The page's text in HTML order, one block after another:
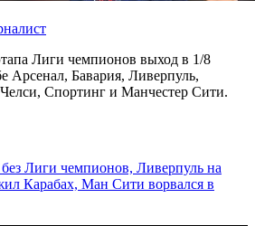
Лиги чемпионов выход в 1/8
Арсенал, Бавария, Ливерпуль,
Спортинг и Манчестер Сити.
Лиги чемпионов, Ливерпуль на
Карабах, Ман Сити ворвался в